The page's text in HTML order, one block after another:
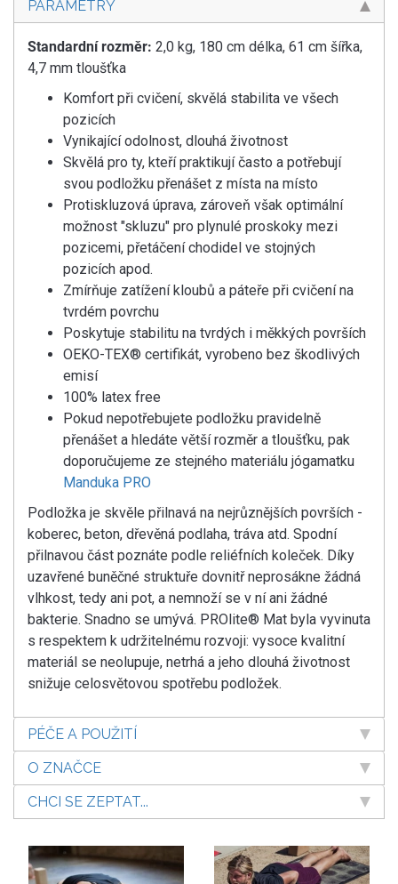
PARAMETRY
Standardní rozměr: 2,0 kg, 180 cm délka, 61 cm šířka,
4,7 mm tloušťka
Komfort při cvičení, skvělá stabilita ve všech
pozicích
Vynikající odolnost, dlouhá životnost
Skvělá pro ty, kteří praktikují často a potřebují
svou podložku přenášet z místa na místo
Protiskluzová úprava, zároveň však optimální
možnost "skluzu" pro plynulé proskoky mezi
pozicemi, přetáčení chodidel ve stojných
pozicích apod.
Zmírňuje zatížení kloubů a páteře při cvičení na
tvrdém povrchu
Poskytuje stabilitu na tvrdých i měkkých površích
OEKO-TEX® certifikát, vyrobeno bez škodlivých
emisí
100% latex free
Pokud nepotřebujete podložku pravidelně
přenášet a hledáte větší rozměr a tloušťku, pak
doporučujeme ze stejného materiálu jógamatku
Manduka PRO
Podložka je skvěle přilnavá na nejrůznějších površích -
koberec, beton, dřevěná podlaha, tráva atd. Spodní
přilnavou část poznáte podle reliéfních koleček. Díky
uzavřené buněčné struktuře dovnitř neprosákne žádná
vlhkost, tedy ani pot, a nemnoží se v ní ani žádné
bakterie. Snadno se umývá. PROlite® Mat byla vyvinuta
s respektem k udržitelnému rozvoji: vysoce kvalitní
materiál se neolupuje, netrhá a jeho dlouhá životnost
snižuje celosvětovou spotřebu podložek.
PÉČE A POUŽITÍ
O ZNAČCE
CHCI SE ZEPTAT...